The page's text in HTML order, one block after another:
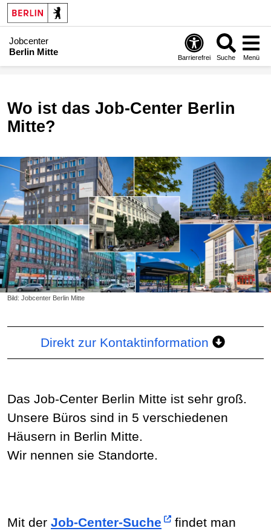
Jobcenter
Berlin Mitte
Barrierefrei Suche Menü
Wo ist das Job-Center Berlin
Mitte?
Bild: Jobcenter Berlin Mitte
Direkt zur Kontaktinformation
Das Job-Center Berlin Mitte ist sehr groß.
Unsere Büros sind in 5 verschiedenen
Häusern in Berlin Mitte.
Wir nennen sie Standorte.
Mit der Job-Center-Suche
findet man